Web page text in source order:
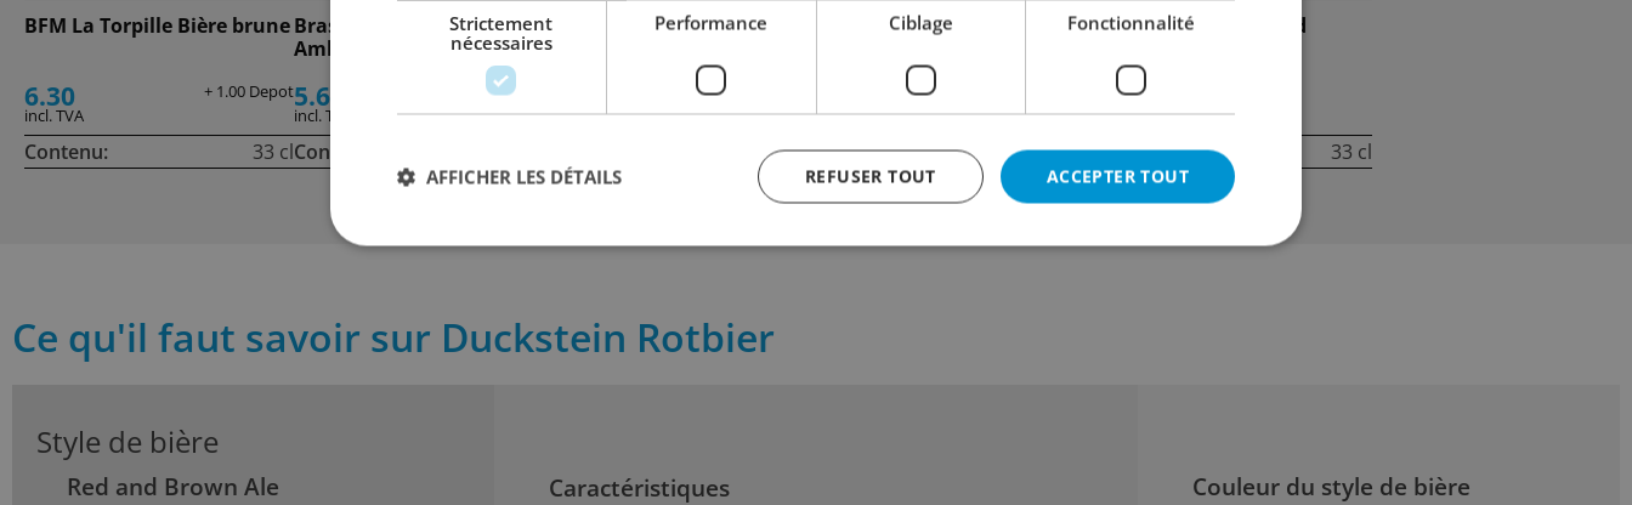
BFM La Torpille Bière brune
6.30
+ 1.00 Depot
incl. TVA
Contenu: 33 cl
Brasserie du Molard
Ambrée
5.60
incl. TVA
Contenu:
incl. TVA
33 cl
New Castle Brown Ale
incl. TVA
Contenu: 33 cl
Chäller Bröi Irish Red
5.20
incl. TVA
Contenu: 33 cl
Ce qu'il faut savoir sur Duckstein Rotbier
Style de bière
Red and Brown Ale Caractéristiques Couleur du style de bière
Strictement
nécessaires
Performance Ciblage Fonctionnalité
ACCEPTER TOUT
REFUSER TOUT
AFFICHER LES DÉTAILS